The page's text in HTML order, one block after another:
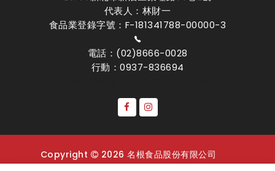
代表人：林財一
食品業登錄字號：F-181341788-00000-3
電話：(02)8666-0028
行動：0937-836694
Copyright 2026 名根食品股份有限公司